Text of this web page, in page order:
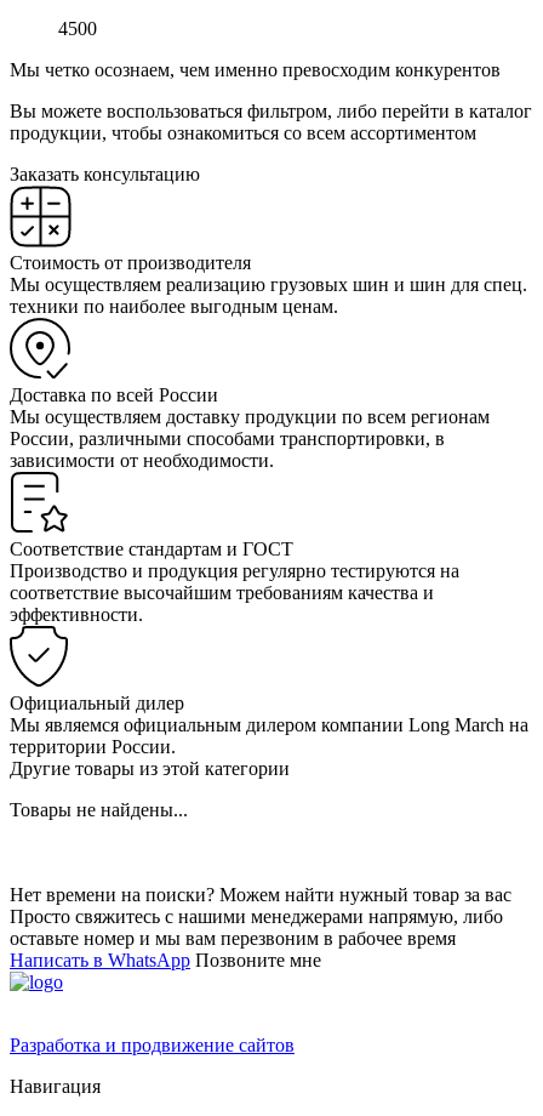
4500
Мы четко осознаем, чем именно превосходим конкурентов
Вы можете воспользоваться фильтром, либо перейти в каталог
продукции, чтобы ознакомиться со всем ассортиментом
Заказать консультацию
Стоимость от производителя
Мы осуществляем реализацию грузовых шин и шин для спец.
техники по наиболее выгодным ценам.
Доставка по всей России
Мы осуществляем доставку продукции по всем регионам
России, различными способами транспортировки, в
зависимости от необходимости.
Соответствие стандартам и ГОСТ
Производство и продукция регулярно тестируются на
соответствие высочайшим требованиям качества и
эффективности.
Официальный дилер
Мы являемся официальным дилером компании Long March на
территории России.
Другие товары из этой категории
Товары не найдены...
Нет времени на поиски? Можем найти нужный товар за вас
Просто свяжитесь с нашими менеджерами напрямую, либо
оставьте номер и мы вам перезвоним в рабочее время
Написать в WhatsApp Позвоните мне
Разработка и продвижение сайтов
Навигация